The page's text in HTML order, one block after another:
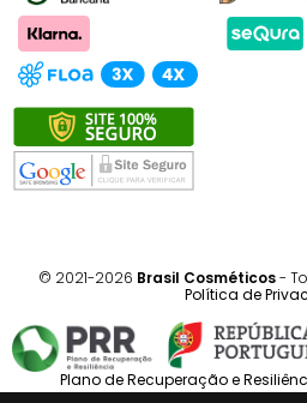
© 2021-2026 Brasil Cosméticos-
Política de
Plano de Recuperação e